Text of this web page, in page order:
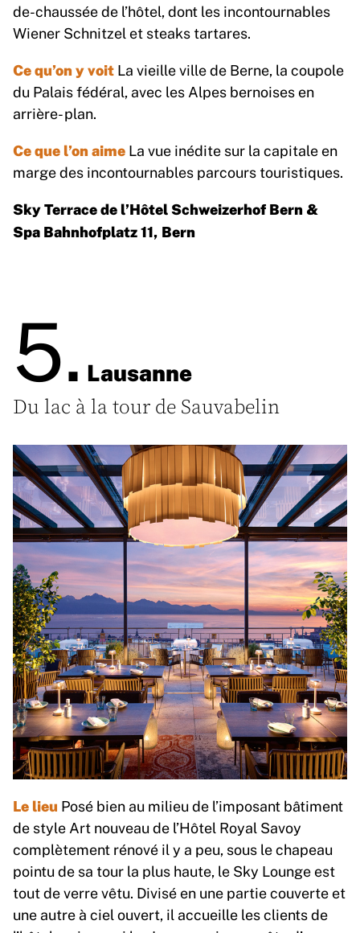
de-chaussée de l’hôtel, dont les incontournables
Wiener Schnitzel et steaks tartares.
Ce qu’on y voit La vieille ville de Berne, la coupole
du Palais fédéral, avec les Alpes bernoises en
arrière- plan.
Ce que l’on aime La vue inédite sur la capitale en
marge des incontournables parcours touristiques.
Sky Terrace de l’Hôtel Schweizerhof Bern &
Spa Bahnhofplatz 11, Bern
5. Lausanne
Du lac à la tour de Sauvabelin
Le lieu Posé bien au milieu de l’imposant bâtiment
de style Art nouveau de l’Hôtel Royal Savoy
complètement rénové il y a peu, sous le chapeau
pointu de sa tour la plus haute, le Sky Lounge est
tout de verre vêtu. Divisé en une partie couverte et
une autre à ciel ouvert, il accueille les clients de